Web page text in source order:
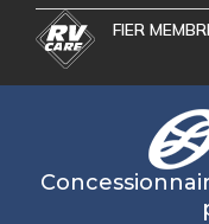
FIER